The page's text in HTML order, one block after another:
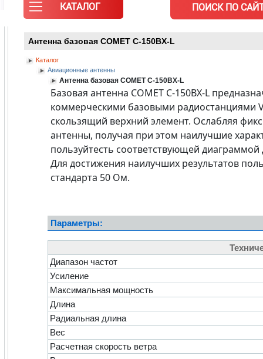
КАТАЛОГ ПОИСК ПО
Антенна базовая COMET C-150BX-L
Каталог
Авиационные антенны
Антенна базовая COMET C-150BX-L
Базовая антенна COMET C-150BX-L
коммерческими базовыми радиостанциями
скользящий верхний элемент. Ослабляя
антенны, получая при этом наилучшие
пользуйтесть соответствующей диаграммой
Для достижения наилучших результатов
стандарта 50 Ом.
Параметры:
Диапазон частот
Усиление
Максимальная мощность
Длина
Радиальная длина
Вес
Расчетная скорость ветра